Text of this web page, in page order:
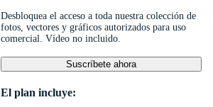
Desbloquea el acceso a toda nuestra colección de
fotos, vectores y gráficos autorizados para uso
comercial. Vídeo no incluido.
Suscríbete ahora
El plan incluye: